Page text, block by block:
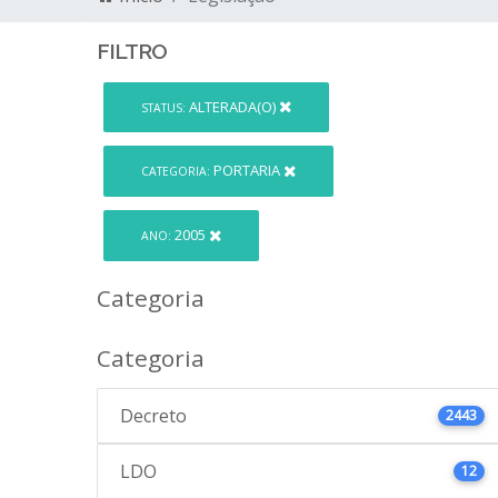
FILTRO
STATUS: ALTERADA(O)
CATEGORIA: PORTARIA
ANO: 2005
Categoria
Categoria
Decreto 2443
LDO 12